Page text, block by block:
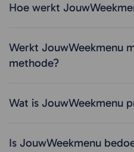
Hoe werkt
Werkt JouwWeekmenu
methode?
Wat is JouwWeekmenu
Is JouwWeekmenu